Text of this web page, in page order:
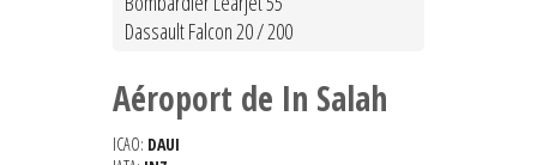
Dassault Falcon 20 / 200
Aéroport de In Salah
ICAO: DAUI